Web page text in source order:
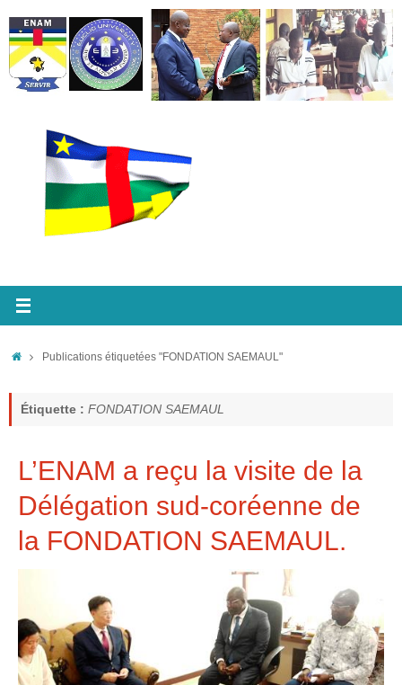
au
contenu
AccueilPublications étiquetées "FONDATION SAEMAUL"
Étiquette : FONDATION SAEMAUL
L’ENAM a reçu la visite de la
Délégation sud-coréenne de
la FONDATION SAEMAUL.